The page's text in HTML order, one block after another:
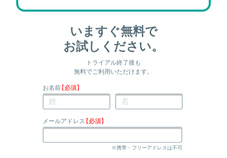
いますぐ無料で
お試しください。
トライアル終了後も
無料でご利用いただけます。
お名前【必須】
メールアドレス【必須】
※携帯・フリーアドレスは不可